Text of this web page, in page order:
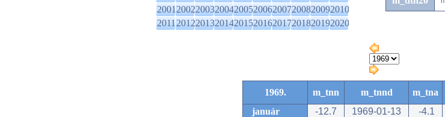
2001200220032004200520062007200820092010
2011201220132014201520162017201820192020
1969. m_tnn m_tnnd m_tna
január
-12.7 1969-01-13 -4.1